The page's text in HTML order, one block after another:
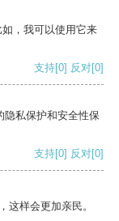
，我可以使用它来
支持[0] 反对[0]
隐私保护和安全性保
支持[0] 反对[0]
这样会更加亲民。